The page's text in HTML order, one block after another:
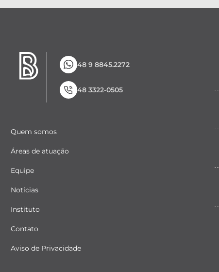
48 9 8845.2272
48 3322-0505
Quem somos
Áreas de atuação
Equipe
Notícias
Instituto
Contato
Aviso de Privacidade